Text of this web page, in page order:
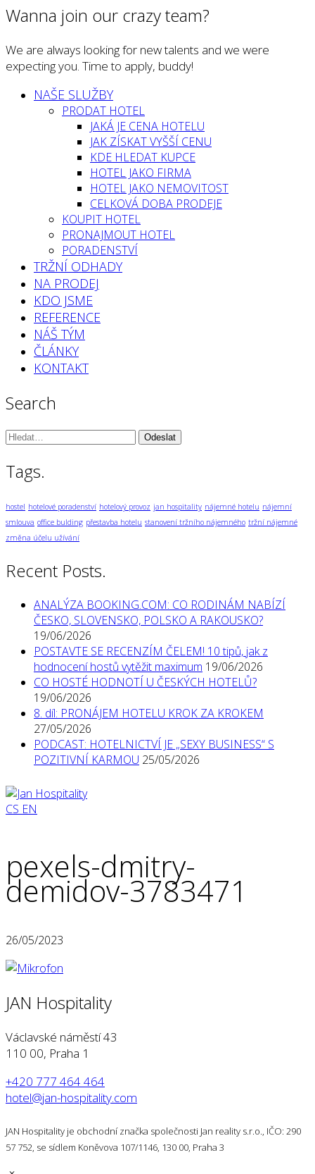
Wanna join our crazy team?
We are always looking for new talents and we were
expecting you. Time to apply, buddy!
NAŠE SLUŽBY
PRODAT HOTEL
JAKÁ JE CENA HOTELU
JAK ZÍSKAT VYŠŠÍ CENU
KDE HLEDAT KUPCE
HOTEL JAKO FIRMA
HOTEL JAKO NEMOVITOST
CELKOVÁ DOBA PRODEJE
KOUPIT HOTEL
PRONAJMOUT HOTEL
PORADENSTVÍ
TRŽNÍ ODHADY
NA PRODEJ
KDO JSME
REFERENCE
NÁŠ TÝM
ČLÁNKY
KONTAKT
Search
Vyhledávání:
Tags.
hostel hotelové poradenství hotelový provoz jan hospitality nájemné hotelu nájemní
smlouva office bulding přestavba hotelu stanovení tržního nájemného tržní nájemné
změna účelu užívání
Recent Posts.
ANALÝZA BOOKING.COM: CO RODINÁM NABÍZÍ
ČESKO, SLOVENSKO, POLSKO A RAKOUSKO?
19/06/2026
POSTAVTE SE RECENZÍM ČELEM! 10 tipů, jak z
hodnocení hostů vytěžit maximum 19/06/2026
CO HOSTÉ HODNOTÍ U ČESKÝCH HOTELŮ?
19/06/2026
8. díl: PRONÁJEM HOTELU KROK ZA KROKEM
27/05/2026
PODCAST: HOTELNICTVÍ JE „SEXY BUSINESS“ S
POZITIVNÍ KARMOU 25/05/2026
CS EN
pexels-dmitry-
demidov-3783471
26/05/2023
JAN Hospitality
Václavské náměstí 43
110 00, Praha 1
+420 777 464 464
hotel@jan-hospitality.com
JAN Hospitality je obchodní značka společnosti Jan reality s.r.o., IČO: 290
57 752, se sídlem Koněvova 107/1146, 130 00, Praha 3